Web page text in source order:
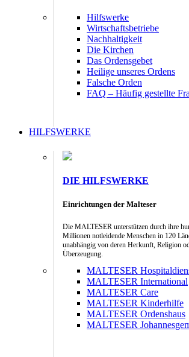
Hilfswerke
Wirtschaftsbetriebe
Nachhaltigkeit
Die Kirchen
Das Ordensgebet
Heilige unseres Ordens
Falsche Orden
FAQ – Häufig gestellte
HILFSWERKE
DIE HILFSWERKE
Einrichtungen der Malteser
Die MALTESER unterstützen durch ihre
Millionen notleidende Menschen in 120
unabhängig von deren Herkunft, Religion
Überzeugung.
MALTESER
MALTESER International
MALTESER Care
MALTESER Kinderhilfe
MALTESER Ordenshaus
MALTESER